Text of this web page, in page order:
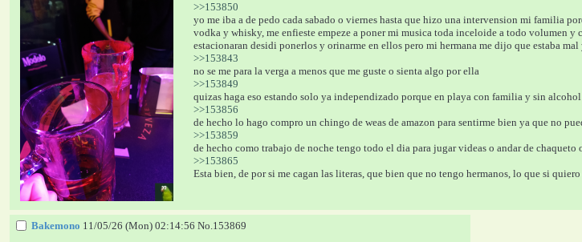
>>153850
yo me iba a de pedo cada sabado o viernes hasta que hizo una intervension mi familia
vodka y whisky, me enfieste empeze a poner mi musica toda inceloide a todo volumen
estacionaran desidi ponerlos y orinarme en ellos pero mi hermana me dijo que estaba
>>153843
no se me para la verga a menos que me guste o sienta algo por ella
>>153849
quizas haga eso estando solo ya independizado porque en playa con familia y sin
>>153856
de hecho lo hago compro un chingo de weas de amazon para sentirme bien ya que no
>>153859
de hecho como trabajo de noche tengo todo el dia para jugar videas o andar de
>>153865
Esta bien, de por si me cagan las literas, que bien que no tengo hermanos, lo que si
Bakemono 11/05/26 (Mon) 02:14:56 No.153869